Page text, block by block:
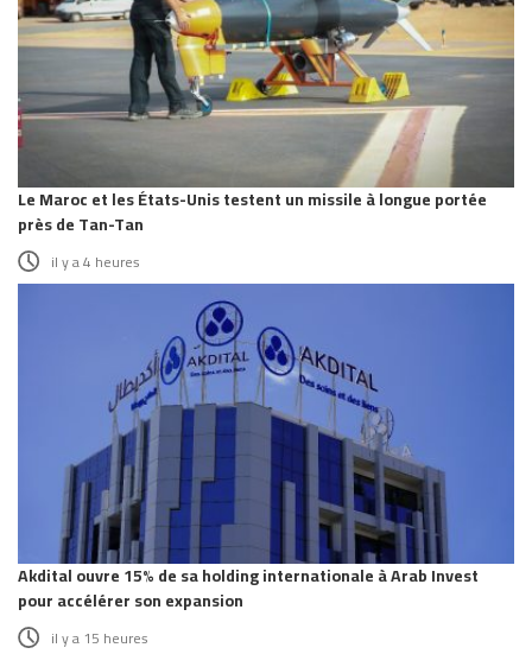
Le Maroc et les États-Unis testent un missile à longue portée
près de Tan-Tan
il y a 4 heures
Akdital ouvre 15% de sa holding internationale à Arab Invest
pour accélérer son expansion
il y a 15 heures